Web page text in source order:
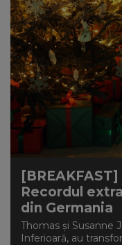
Recordul
din Germania
Thomas și Susanne
Inferioară, au